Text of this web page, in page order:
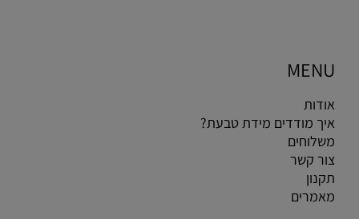
MENU
אודות
איך מודדים מידת טבעת?
משלוחים
צור קשר
תקנון
מאמרים